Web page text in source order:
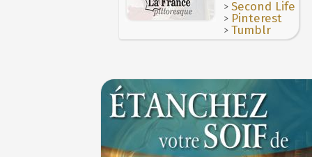
>Second Life
> Pinterest
>Tumblr